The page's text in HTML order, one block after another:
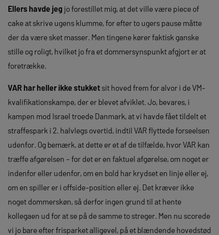
Ellers havde jeg jo forestillet mig, at det ville være piece of
cake at skrive ugens klumme, for efter to ugers pause måtte
der da være sket masser. Men tingene kører faktisk ganske
stille og roligt, hvilket jo fra et dommersynspunkt afgjort er at
foretrække.
VAR har heller ikke stukketsit hoved frem for alvor i de VM-
kvalifikationskampe, der er blevet afviklet. Jo, bevares, i
kampen mod Israel troede Danmark, at vi havde fået tildelt et
straffespark i 2. halvlegs overtid, indtil VAR flyttede forseelsen
udenfor. Og bemærk, at dette er et af de tilfælde, hvor VAR kan
træffe afgørelsen – for det er en faktuel afgørelse, om noget er
indenfor eller udenfor, om en bold har krydset en linje eller ej,
om en spiller er i offside-position eller ej. Det kræver ikke
noget dommerskøn, så derfor ingen grund til at hente
kollegaen ud for at se på de samme to streger. Men nu scorede
vi jo bare efter frisparket alligevel, på et blændende hovedstød